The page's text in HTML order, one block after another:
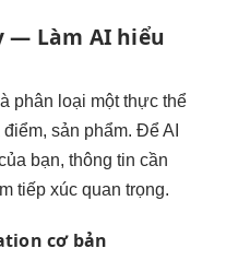
— Làm AI hiểu
phân loại một thực thể
sản phẩm. Để AI
bạn, thông tin cần
tiếp xúc quan trọng.
cơ bản